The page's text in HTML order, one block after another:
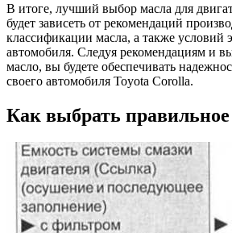
В итоге, лучший выбор масла для
будет зависеть от рекомендаций
классификации масла, а также условий
автомобиля. Следуя рекомендациям и
масло, вы будете обеспечивать
своего автомобиля Toyota Corolla.
Как выбрать правильное